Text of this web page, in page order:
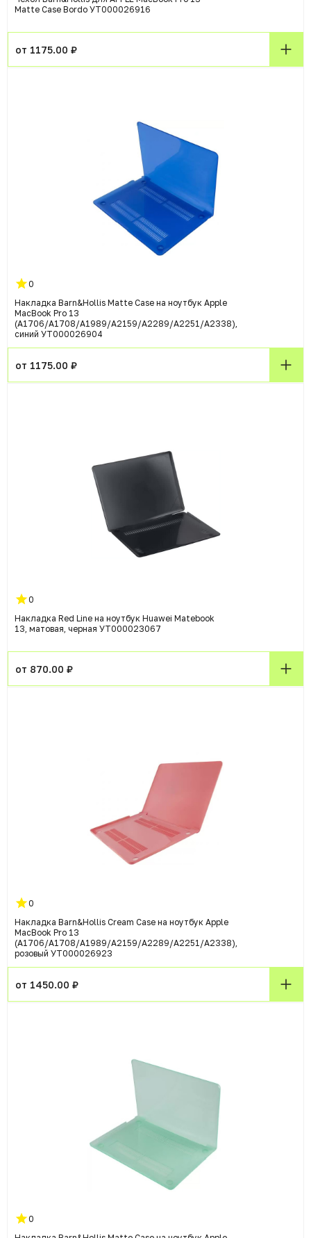
Matte Case Bordo УТ000026916
от 1175.00 ₽
0
Накладка Barn&Hollis Matte Case на ноутбук Apple
MacBook Pro 13
(A1706/A1708/A1989/A2159/A2289/A2251/A2338),
синий УТ000026904
от 1175.00 ₽
0
Накладка Red Line на ноутбук Huawei Matebook
13, матовая, черная УТ000023067
от 870.00 ₽
0
Накладка Barn&Hollis Cream Case на ноутбук Apple
MacBook Pro 13
(A1706/A1708/A1989/A2159/A2289/A2251/A2338),
розовый УТ000026923
от 1450.00 ₽
0